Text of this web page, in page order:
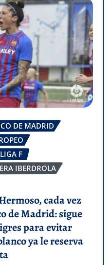
DE MADRID
LIGA F
IBERDROLA
cada vez
de Madrid: sigue
para evitar
ya le reserva